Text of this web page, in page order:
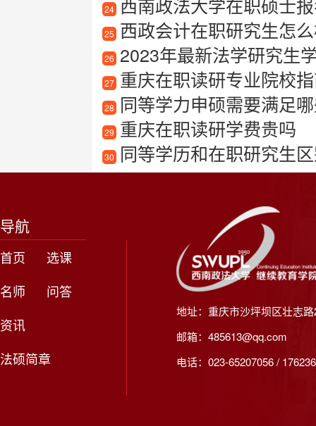
24
25 西政会计在职研究生怎
26 2023年最新法学研究生学校
27 重庆在职读研专业院校
28 同等学力申硕需要满足
29 重庆在职读研学费贵吗
30 同等学历和在职研究生
导航
首页
选课
名师
问答
资讯
法硕简章
地址：重庆市沙坪坝区壮志
邮箱：485613@qq.com
电话：023-65207056 /